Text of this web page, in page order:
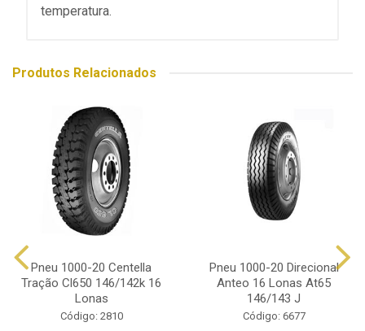
temperatura.
Produtos Relacionados
Pneu 1000-20 Centella
Tração Cl650 146/142k 16
Lonas
Código: 2810
Pneu 1000-20 Direcional
Anteo 16 Lonas At65
146/143 J
Código: 6677